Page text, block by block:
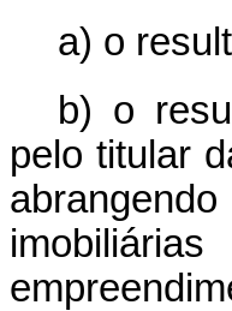
a) o
b) o
pelo titular